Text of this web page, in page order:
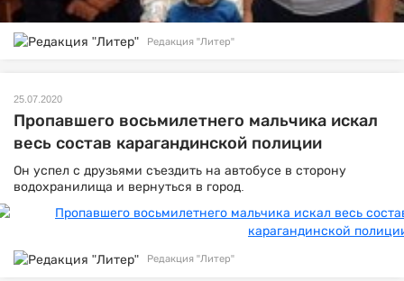
Редакция "Литер"
25.07.2020
Пропавшего восьмилетнего мальчика искал
весь состав карагандинской полиции
Он успел с друзьями съездить на автобусе в сторону
водохранилища и вернуться в город.
Редакция "Литер"